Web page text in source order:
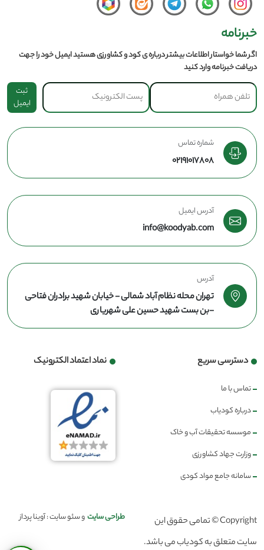
خبرنامه
اگر شما خواستار اطلاعات بیشتر درباره ی کود و کشاورزی هستید ایمیل خود را جهت
دریافت خبرنامه وارد کنید
ثبت
ایمیل
شماره تماس
02191017808
آدرس ایمیل
info@koodyab.com
آدرس
تهران محله نظام آباد شمالی - خیابان شهید برادران فتاحی
-بن بست شهید حسین علی شهریاری
دسترسی سریع
تماس با ما
درباره کودیاب
موسسه تحقیقات آب و خاک
وزارت جهاد کشاورزی
سامانه جامع مواد کودی
نماد اعتماد الکترونیک
Copyright © تمامی حقوق این
سایت متعلق به کودیاب می باشد.
طراحی سایتو سئو سایت : آوینا پرداز